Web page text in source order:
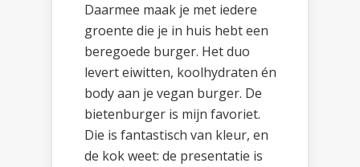
Daarmee maak je met iedere
groente die je in huis hebt een
beregoede burger. Het duo
levert eiwitten, koolhydraten én
body aan je vegan burger. De
bietenburger is mijn favoriet.
Die is fantastisch van kleur, en
de kok weet: de presentatie is